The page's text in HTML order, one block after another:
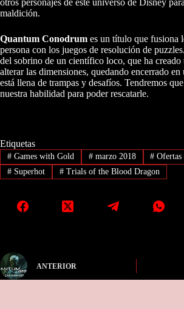
otros personajes de este universo de Disney
maldición.
Quantum Conodrum es un título que fusiona
persona con los juegos de resolución de
del sobrino de un científico loco, que ha creado
alterar las dimensiones, quedando encerrado
está llena de trampas y desafíos. Tendremos
nuestra habilidad para poder rescatarle.
Etiquetas
#Games with Gold #marzo 2018 #
#Superhot #Trials of the Blood Dragon
ANTERIOR